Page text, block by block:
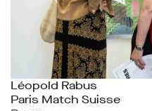
Léopold Rabus
Paris Match Suisse